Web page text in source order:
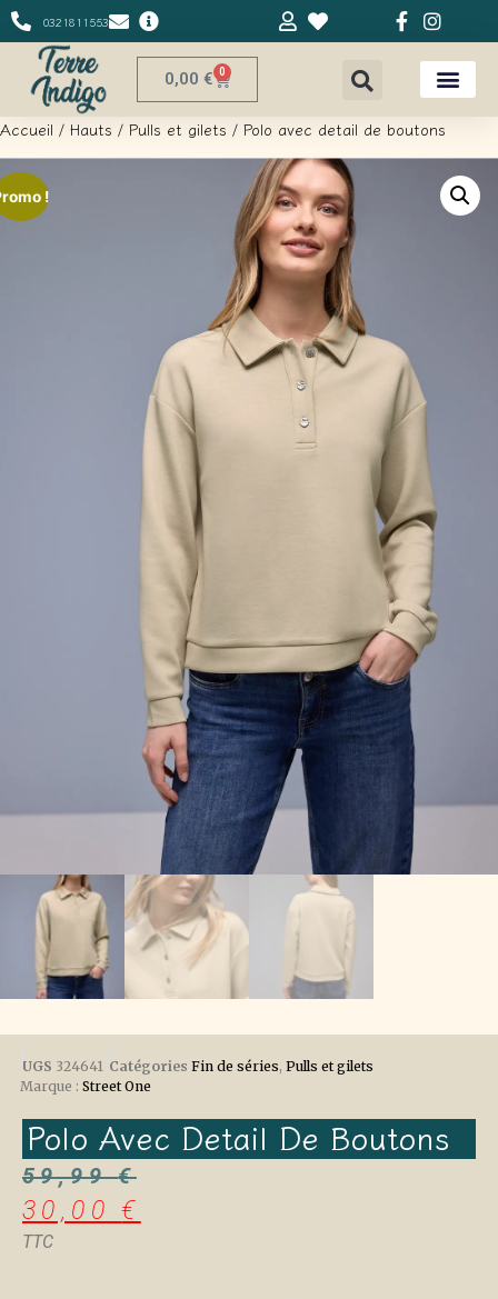
0321811553
0,00 € 0
Accueil / Hauts / Pulls et gilets / Polo avec detail de boutons
!
UGS 324641 Catégories Fin de séries, Pulls et gilets
Marque : Street One
Polo Avec Detail De Boutons
59,99€
30,00€
TTC